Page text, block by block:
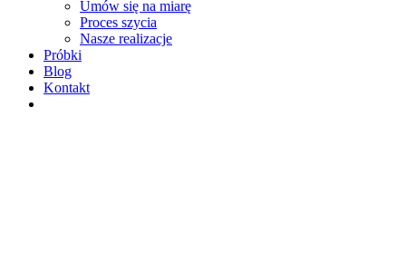
Umów się na miarę
Proces szycia
Nasze realizacje
Próbki
Blog
Kontakt